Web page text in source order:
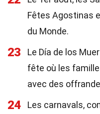
Fêtes Agostinas
du Monde.
23 Le Día de los
fête où les
avec des
24
Les carnavals,